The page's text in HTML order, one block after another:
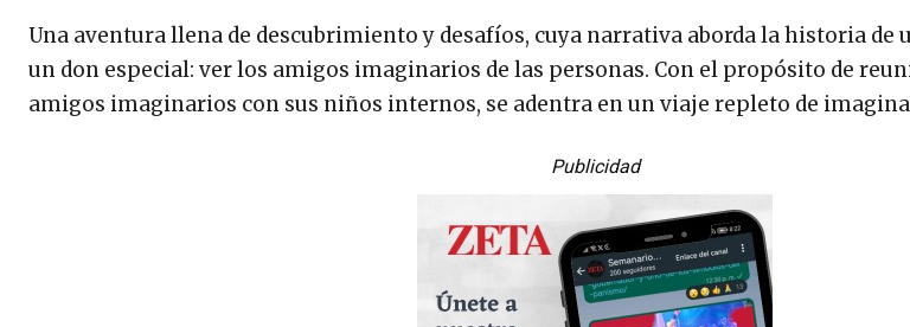
Una aventura llena de descubrimiento y desafíos, cuya narrativa aborda la historia de
un don especial: ver los amigos imaginarios de las personas. Con el propósito de
amigos imaginarios con sus niños internos, se adentra en un viaje repleto de
Publicidad